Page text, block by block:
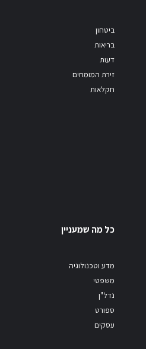
ביטחון
בריאות
דעות
זירת המומחים
חקלאות
כל מה שמעניין
מדע וטכנולוגיה
משפטי
נדל"ן
ספורט
עסקים